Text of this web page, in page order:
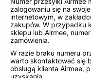
zalogowaniu się na
internetowym, w
zakupów. W przypadku
sklepu lub Airmee,
zamówienia.
W razie braku numeru
warto skontaktować się
obsługą klienta Airmee,
uzyskania.